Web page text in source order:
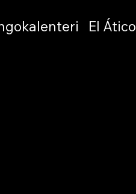
El Ático